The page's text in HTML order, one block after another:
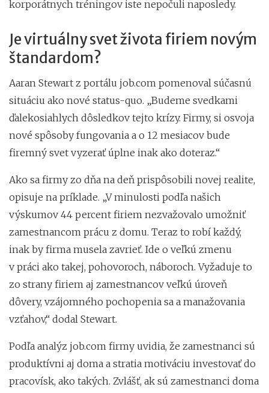
korporátnych tréningov iste nepočuli naposledy.
Je virtuálny svet života firiem novým
štandardom?
Aaran Stewart z portálu job.com pomenoval súčasnú
situáciu ako nové status-quo. „Budeme svedkami
ďalekosiahlych dôsledkov tejto krízy. Firmy, si osvoja
nové spôsoby fungovania a o 12 mesiacov bude
firemný svet vyzerať úplne inak ako doteraz.“
Ako sa firmy zo dňa na deň prispôsobili novej realite,
opisuje na príklade. „V minulosti podľa našich
výskumov 44 percent firiem nezvažovalo umožniť
zamestnancom prácu z domu. Teraz to robí každý,
inak by firma musela zavrieť. Ide o veľkú zmenu
v práci ako takej, pohovoroch, náboroch. Vyžaduje to
zo strany firiem aj zamestnancov veľkú úroveň
dôvery, vzájomného pochopenia sa a manažovania
vzťahov,“ dodal Stewart.
Podľa analýz job.com firmy uvidia, že zamestnanci sú
produktívni aj doma a stratia motiváciu investovať do
pracovísk, ako takých. Zvlášť, ak sú zamestnanci doma